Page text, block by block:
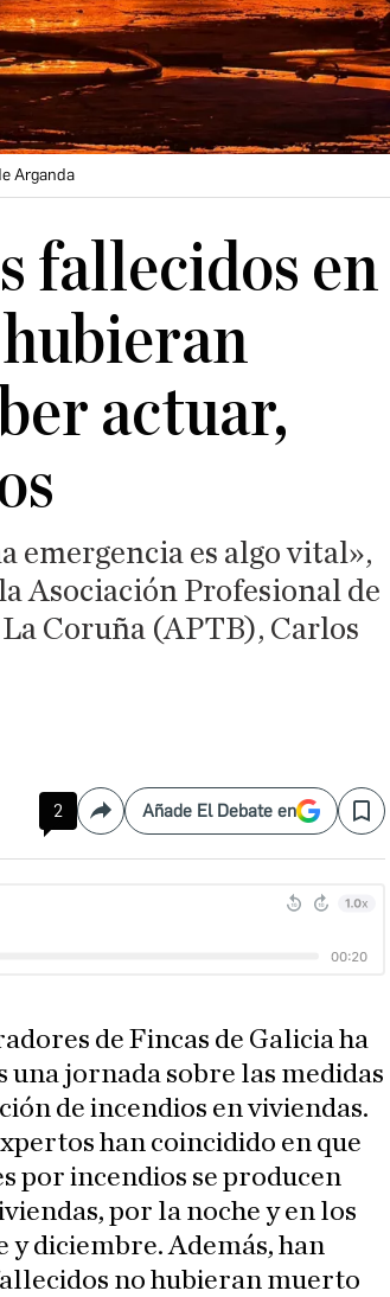
Arganda
fallecidos en
actuar,
emergencia es algo vital»,
Asociación Profesional de
Coruña (APTB), Carlos
2 CompartirAñade El Debate en Save
de Fincas de Galicia ha
una jornada sobre las medidas
de incendios en viviendas.
han coincidido en que
por incendios se producen
por la noche y en los
y diciembre. Además, han
no hubieran muerto